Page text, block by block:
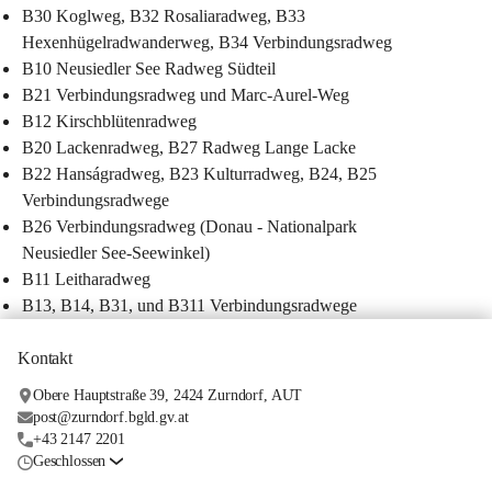
B30 Koglweg, B32 Rosaliaradweg, B33
Hexenhügelradwanderweg, B34 Verbindungsradweg
B10 Neusiedler See Radweg Südteil
B21 Verbindungsradweg und Marc-Aurel-Weg
B12 Kirschblütenradweg
B20 Lackenradweg, B27 Radweg Lange Lacke
B22 Hanságradweg, B23 Kulturradweg, B24, B25
Verbindungsradwege
B26 Verbindungsradweg (Donau - Nationalpark
Neusiedler See-Seewinkel)
B11 Leitharadweg
B13, B14, B31, und B311 Verbindungsradwege
Kontakt
Obere Hauptstraße 39, 2424 Zurndorf, AUT
post@zurndorf.bgld.gv.at
+43 2147 2201
Geschlossen